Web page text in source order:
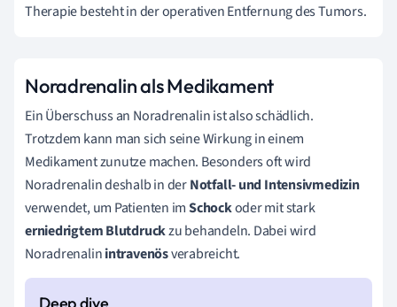
Therapie besteht in der operativen Entfernung des Tumors.
Noradrenalin als Medikament
Ein Überschuss an Noradrenalin ist also schädlich.
Trotzdem kann man sich seine Wirkung in einem
Medikament zunutze machen. Besonders oft wird
Noradrenalin deshalb in derNotfall- und Intensivmedizin
verwendet, um Patienten imSchockoder mit stark
erniedrigtem Blutdruckzu behandeln. Dabei wird
Noradrenalinintravenösverabreicht.